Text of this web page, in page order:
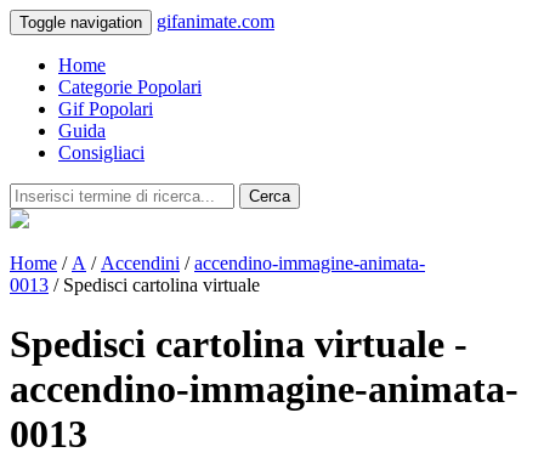
Toggle navigation gifanimate.com
Home
Categorie Popolari
Gif Popolari
Guida
Consigliaci
Cerca
Home / A / Accendini /accendino-immagine-animata-
0013 / Spedisci cartolina virtuale
Spedisci cartolina virtuale -
accendino-immagine-animata-
0013